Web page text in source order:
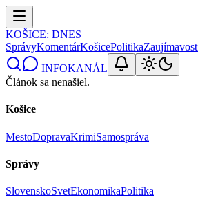
KOŠICE: DNES
SprávyKomentárKošicePolitika
INFOKANÁL
Článok sa nenašiel.
Košice
MestoDopravaKrimiSamospráva
Správy
SlovenskoSvetEkonomikaPolitika